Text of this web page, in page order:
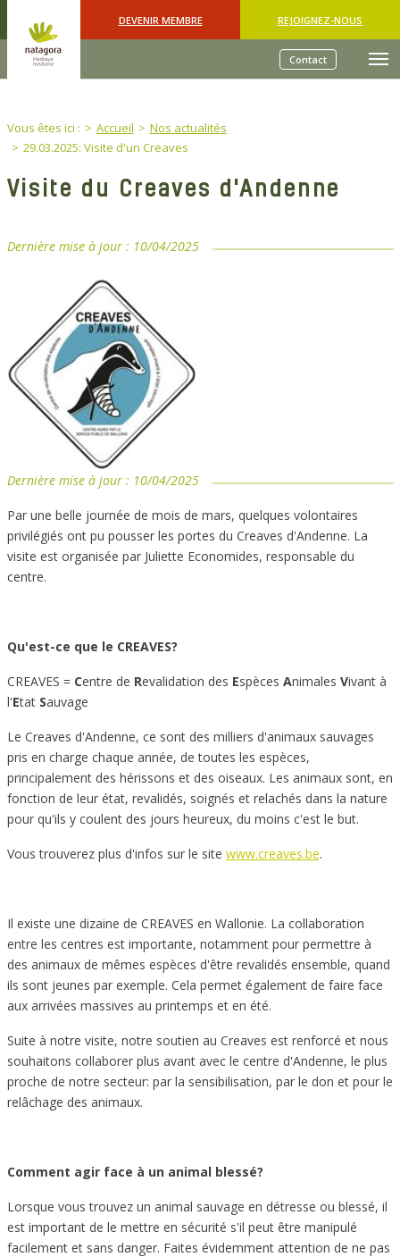
DEVENIR MEMBRE REJOIGNEZ-NOUS
Contact
You are here:
Vous êtes ici : Accueil
Nos actualités
29.03.2025: Visite d'un Creaves
Visite du Creaves d'Andenne
Dernière mise à jour : 10/04/2025
Dernière mise à jour : 10/04/2025
Par une belle journée de mois de mars, quelques volontaires
privilégiés ont pu pousser les portes du Creaves d'Andenne. La
visite est organisée par Juliette Economides, responsable du
centre.
Qu'est-ce que le CREAVES?
CREAVES = Centre de Revalidation des Espèces Animales Vivant à
l'Etat Sauvage
Le Creaves d'Andenne, ce sont des milliers d'animaux sauvages
pris en charge chaque année, de toutes les espèces,
principalement des hérissons et des oiseaux. Les animaux sont, en
fonction de leur état, revalidés, soignés et relachés dans la nature
pour qu'ils y coulent des jours heureux, du moins c'est le but.
Vous trouverez plus d'infos sur le site www.creaves.be.
Il existe une dizaine de CREAVES en Wallonie. La collaboration
entre les centres est importante, notamment pour permettre à
des animaux de mêmes espèces d'être revalidés ensemble, quand
ils sont jeunes par exemple. Cela permet également de faire face
aux arrivées massives au printemps et en été.
Suite à notre visite, notre soutien au Creaves est renforcé et nous
souhaitons collaborer plus avant avec le centre d'Andenne, le plus
proche de notre secteur: par la sensibilisation, par le don et pour le
relâchage des animaux.
Comment agir face à un animal blessé?
Lorsque vous trouvez un animal sauvage en détresse ou blessé, il
est important de le mettre en sécurité s'il peut être manipulé
facilement et sans danger. Faites évidemment attention de ne pas